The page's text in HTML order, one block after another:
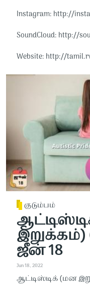
Instagram: http://
SoundCloud: http://
Website: http://
குடும்பம்
ஜீன் 18
Jun 18, 2022
ஆட்டிஸ்டிக் (மன